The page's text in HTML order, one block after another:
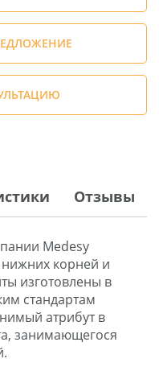
Отзывы
Medesy
корней и
изготовлены в
стандартам
атрибут в
занимающегося